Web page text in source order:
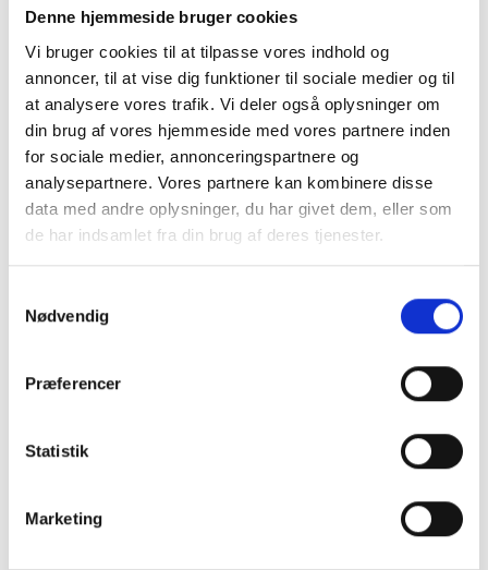
Denne hjemmeside bruger cookies
Vi bruger cookies til at tilpasse vores indhold og
annoncer, til at vise dig funktioner til sociale medier og til
at analysere vores trafik. Vi deler også oplysninger om
din brug af vores hjemmeside med vores partnere inden
for sociale medier, annonceringspartnere og
analysepartnere. Vores partnere kan kombinere disse
data med andre oplysninger, du har givet dem, eller som
de har indsamlet fra din brug af deres tjenester.
Nødvendig
Præferencer
Statistik
Marketing
Relaterede artikler
Læs flere artikler
Nye telte samler Danmarks
middelalderkrigere og styrker fællesskabet
Næsten 500 år efter middelalderen sluttede i Danmark fyldes
Spøttrup Borg igen af lyden af klingende sværd og buldrende
Se mere